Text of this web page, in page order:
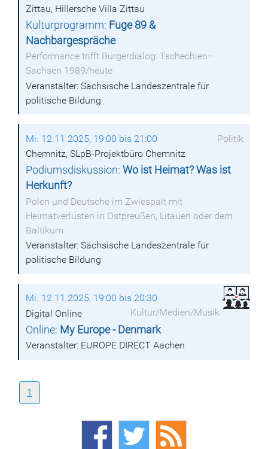
Zittau, Hillersche Villa Zittau
Kulturprogramm: Fuge 89 &
Nachbargespräche
Performance trifft Bürgerdialog: Tschechien–
Sachsen 1989/heute
Veranstalter: Sächsische Landeszentrale für
politische Bildung
Mi. 12.11.2025, 19:00 bis 21:00
Politik
Chemnitz, SLpB-Projektbüro Chemnitz
Podiumsdiskussion:Wo ist Heimat? Was ist
Herkunft?
Polen und Deutsche im Zwiespalt mit
Heimatverlusten in Ostpreußen, Litauen oder dem
Baltikum
Veranstalter: Sächsische Landeszentrale für
politische Bildung
Mi. 12.11.2025, 19:00 bis 20:30
Kultur/Medien/Musik
Digital Online
Online: My Europe - Denmark
Veranstalter: EUROPE DIRECT Aachen
1